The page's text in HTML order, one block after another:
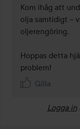
Kom ihåg att
olja samtidigt –
oljerengöring.
Hoppas detta
problem!
Gilla
Logga in